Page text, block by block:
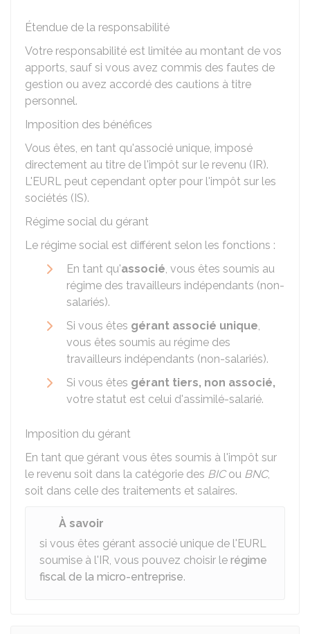
Étendue de la responsabilité
Votre responsabilité est limitée au montant de vos
apports, sauf si vous avez commis des fautes de
gestion ou avez accordé des cautions à titre
personnel.
Imposition des bénéfices
Vous êtes, en tant qu'associé unique, imposé
directement au titre de l'impôt sur le revenu (IR).
L'EURL peut cependant opter pour l'impôt sur les
sociétés (IS).
Régime social du gérant
Le régime social est différent selon les fonctions :
En tant qu'associé, vous êtes soumis au
régime des travailleurs indépendants (non-
salariés).
Si vous êtes gérant associé unique,
vous êtes soumis au régime des
travailleurs indépendants (non-salariés).
Si vous êtes gérant tiers, non associé,
votre statut est celui d'assimilé-salarié.
Imposition du gérant
En tant que gérant vous êtes soumis à l'impôt sur
le revenu soit dans la catégorie des BICou BNC,
soit dans celle des traitements et salaires.
À savoir
si vous êtes gérant associé unique de l'EURL
soumise à l'IR, vous pouvez choisir le régime
fiscal de la micro-entreprise.